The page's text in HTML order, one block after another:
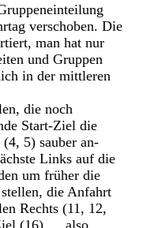
verschoben. Die
man hat nur
und Gruppen
in der mittleren
die noch
Start-Ziel die
5) sauber an-
Links auf die
um früher die
die Anfahrt
Rechts (11, 12,
(16) … also